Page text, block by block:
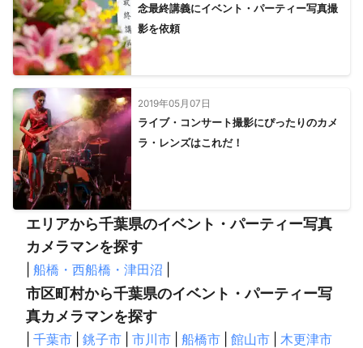
念最終講義にイベント・パーティー写真撮
影を依頼
2019年05月07日
ライブ・コンサート撮影にぴったりのカメ
ラ・レンズはこれだ！
エリアから千葉県のイベント・パーティー写真
カメラマンを探す
船橋・西船橋・津田沼
市区町村から千葉県のイベント・パーティー写
真カメラマンを探す
千葉市 銚子市 市川市 船橋市 館山市
木更津市